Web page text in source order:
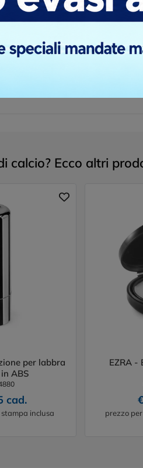
calcio? Ecco altri
per labbra
ABS
cad.
inclusa
EZRA -
prezzo